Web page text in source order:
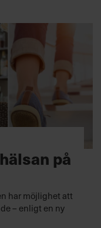
på
har möjlighet att
– enligt en ny